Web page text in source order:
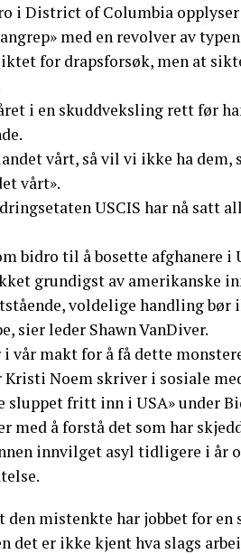
i District of Columbia
med en revolver av
for drapsforsøk, men at
i en skuddveksling rett før
vårt, så vil vi ikke ha
vårt».
USCIS har nå satt
bidro til å bosette afghanere
grundigst av amerikanske
voldelige handling
sier leder Shawn VanDiver.
vår makt for å få dette
Noem skriver i sosiale
sluppet fritt inn i USA» under
med å forstå det som har
innvilget asyl tidligere i år
den mistenkte har jobbet for
det er ikke kjent hva slags